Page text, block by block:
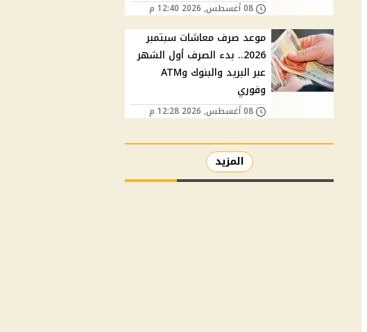
08 أغسطس, 2026 12:40 م
موعد صرف معاشات سبتمبر
2026.. بدء الصرف أول الشهر
عبر البريد والبنوك وATM
وفوري
08 أغسطس, 2026 12:28 م
المزيد